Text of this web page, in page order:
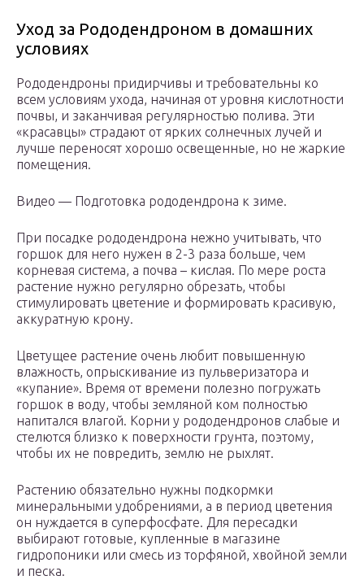
Уход за Рододендроном в домашних
условиях
Рододендроны придирчивы и требовательны ко
всем условиям ухода, начиная от уровня кислотности
почвы, и заканчивая регулярностью полива. Эти
«красавцы» страдают от ярких солнечных лучей и
лучше переносят хорошо освещенные, но не жаркие
помещения.
Видео — Подготовка рододендрона к зиме.
При посадке рододендрона нежно учитывать, что
горшок для него нужен в 2-3 раза больше, чем
корневая система, а почва – кислая. По мере роста
растение нужно регулярно обрезать, чтобы
стимулировать цветение и формировать красивую,
аккуратную крону.
Цветущее растение очень любит повышенную
влажность, опрыскивание из пульверизатора и
«купание». Время от времени полезно погружать
горшок в воду, чтобы земляной ком полностью
напитался влагой. Корни у рододендронов слабые и
стелются близко к поверхности грунта, поэтому,
чтобы их не повредить, землю не рыхлят.
Растению обязательно нужны подкормки
минеральными удобрениями, а в период цветения
он нуждается в суперфосфате. Для пересадки
выбирают готовые, купленные в магазине
гидропоники или смесь из торфяной, хвойной земли
и песка.